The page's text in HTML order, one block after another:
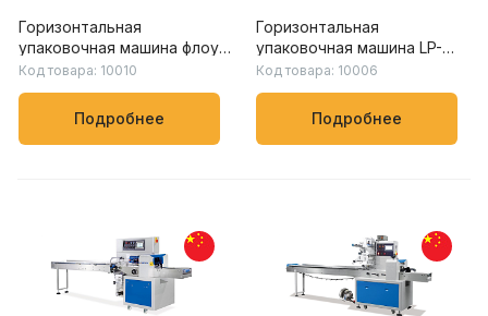
Горизонтальная
упаковочная машина флоу-
пак LP-250B – LP-900B:
скорость упаковки от 20
до 230 пакетов/мин, для
пищевых, химических и
бытовых товаров
Код товара: 10010
Подробнее
Горизонтальная
упаковочная машина LP-
450X – LP-900X: скорость
упаковки от 20 до 150
пакетов/мин, для упаковки
овощей, фруктов и других
продуктов
Код товара: 10006
Подробнее